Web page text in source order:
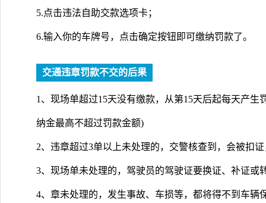
5.点击违法自助交款选项卡；
6.输入你的车牌号，点击确定按钮即可缴纳罚款了。
交通违章罚款不交的后果
1、现场单超过15天没有缴款，从第15天后起每天产
纳金最高不超过罚款金额)
2、违章超过3单以上未处理的，交警核查到，会被扣
3、现场单未处理的，驾驶员的驾驶证要换证、补证或
4、章未处理的，发生事故、车损等，都将得不到车辆